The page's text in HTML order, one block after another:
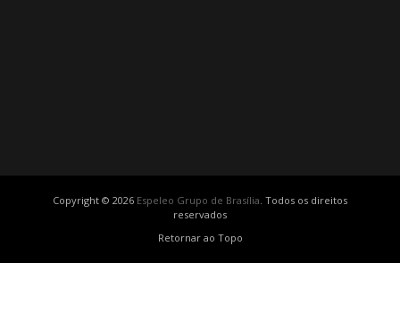
Copyright © 2026 Espeleo Grupo de Brasília. Todos os direitos
reservados
Retornar ao Topo